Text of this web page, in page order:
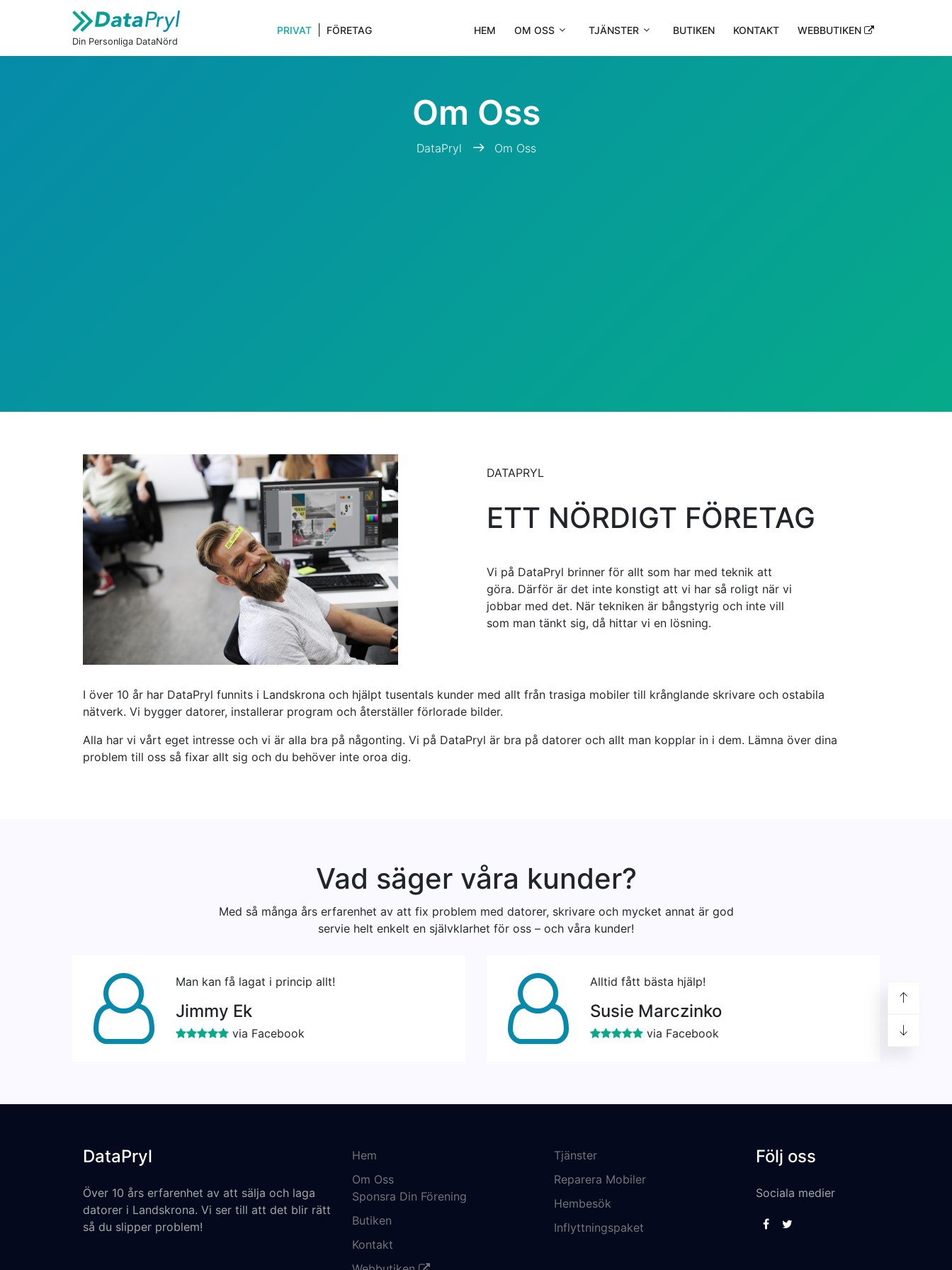
Din Personliga DataNörd
PRIVAT FÖRETAG HEM OM OSS TJÄNSTER BUTIKEN KONTAKT WEBBUTIKEN
Om Oss
DataPryl Om Oss
DATAPRYL
ETT NÖRDIGT FÖRETAG
Vi på DataPryl brinner för allt som har med teknik att
göra. Därför är det inte konstigt att vi har så roligt när vi
jobbar med det. När tekniken är bångstyrig och inte vill
som man tänkt sig, då hittar vi en lösning.
I över 10 år har DataPryl funnits i Landskrona och hjälpt tusentals kunder med allt från trasiga mobiler till krånglande skrivare och ostabila
nätverk. Vi bygger datorer, installerar program och återställer förlorade bilder.
Alla har vi vårt eget intresse och vi är alla bra på någonting. Vi på DataPryl är bra på datorer och allt man kopplar in i dem. Lämna över dina
problem till oss så fixar allt sig och du behöver inte oroa dig.
Vad säger våra kunder?
Med så många års erfarenhet av att fix problem med datorer, skrivare och mycket annat är god
servie helt enkelt en självklarhet för oss – och våra kunder!
Man kan få lagat i princip allt!
Jimmy Ek
via Facebook
Alltid fått bästa hjälp!
Susie Marczinko
via Facebook
DataPryl
Över 10 års erfarenhet av att sälja och laga
datorer i Landskrona. Vi ser till att det blir rätt
så du slipper problem!
Hem
Om Oss
Sponsra Din Förening
Butiken
Kontakt
Tjänster
Reparera Mobiler
Hembesök
Inflyttningspaket
Följ oss
Sociala medier